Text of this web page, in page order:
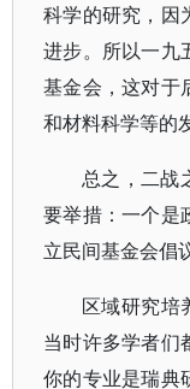
科学的研究，因
进步。所以一九
基金会，这对于
和材料科学等的
总之，二战
要举措：一个是
立民间基金会倡
区域研究培
当时许多学者们
你的专业是瑞典